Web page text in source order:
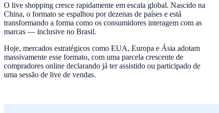
O live shopping cresce rapidamente em escala global. Nascido na
China, o formato se espalhou por dezenas de países e está
transformando a forma como os consumidores interagem com as
marcas — inclusive no Brasil.
Hoje, mercados estratégicos como EUA, Europa e Ásia adotam
massivamente esse formato, com uma parcela crescente de
compradores online declarando já ter assistido ou participado de
uma sessão de live de vendas.